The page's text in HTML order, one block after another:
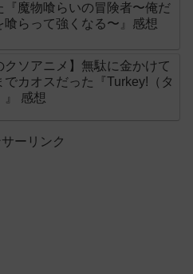
『魔物喰らいの冒険者〜俺だ
喰らって強くなる〜』感想
クソアニメ】無駄に金かけて
でカオスだった『Turkey!（タ
』 感想
ーリンク